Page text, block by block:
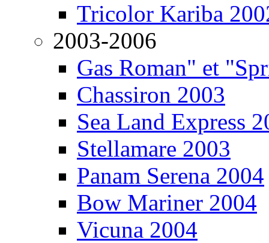
Tricolor Kariba
2003-2006
Gas Roman" et
Chassiron 2003
Sea Land Express
Stellamare 2003
Panam Serena 2004
Bow Mariner 2004
Vicuna 2004